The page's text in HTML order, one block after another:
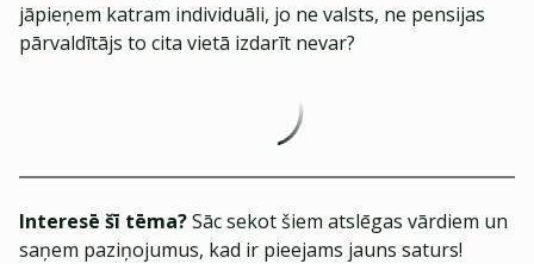
jāpieņem katram individuāli, jo ne valsts, ne pensijas
pārvaldītājs to cita vietā izdarīt nevar?
Interesē šī tēma?Sāc sekot šiem atslēgas vārdiem un
saņem paziņojumus, kad ir pieejams jauns saturs!